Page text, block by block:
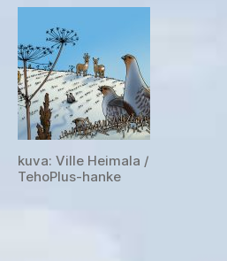
kuva: Ville Heimala /
TehoPlus-hanke